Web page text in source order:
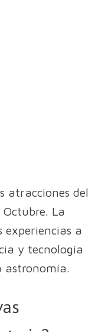
atracciones del
La
experiencias a
y tecnología
astronomía.